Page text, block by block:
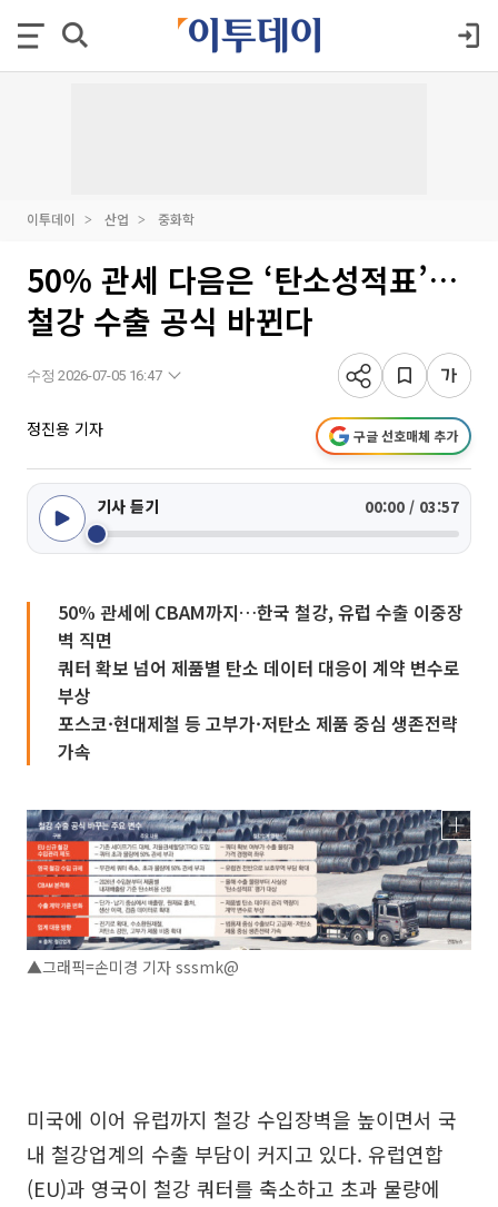
이투데이 산업 중화학
50% 관세 다음은 ‘탄소성적표’…
철강 수출 공식 바뀐다
수정 2026-07-05 16:47
정진용 기자 구글 선호매체 추가
기사 듣기 00:00 / 03:57
50% 관세에 CBAM까지…한국 철강, 유럽 수출 이중장
벽 직면
쿼터 확보 넘어 제품별 탄소 데이터 대응이 계약 변수로
부상
포스코·현대제철 등 고부가·저탄소 제품 중심 생존전략
가속
▲그래픽=손미경 기자 sssmk@
미국에 이어 유럽까지 철강 수입장벽을 높이면서 국
내 철강업계의 수출 부담이 커지고 있다. 유럽연합
(EU)과 영국이 철강 쿼터를 축소하고 초과 물량에